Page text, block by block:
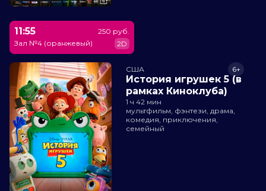
11:55
Зал №4 (оранжевый)
250 руб.
2D
США
История игрушек 5 (в
рамках Киноклуба)
6+
1 ч 42 мин
мультфильм, фэнтези, драма,
комедия, приключения,
семейный